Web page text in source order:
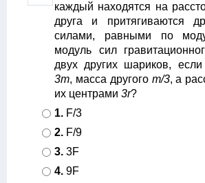
каждый находятся на
друга и притягиваются
силами, равными по
модуль сил
двух других шариков,
3m, масса другого m/3, а
их центрами 3r?
1. F/3
2. F/9
3. 3F
4. 9F